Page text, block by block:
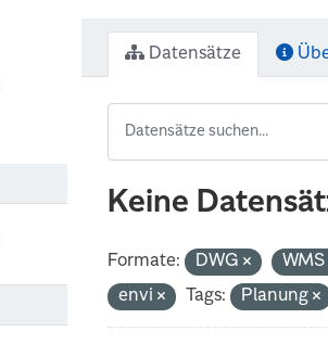
Datensätze
Keine
Formate: DWG
envi
Tags: Planung